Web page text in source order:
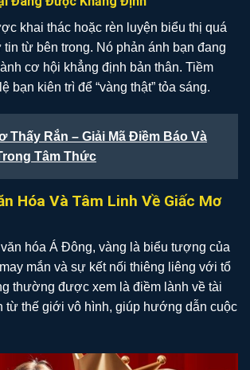
khai thác hoặc rèn luyện biểu thị quá
từ bên trong. Nó phản ánh bạn đang
cơ hội khẳng định bản thân. Tiềm
bạn kiên trì để “vàng thật” tỏa sáng.
Thấy Rắn – Giải Mã Điềm Báo Và
Tâm Thức
Hóa Và Tâm Linh Về Giấc Mơ
hóa Á Đông, vàng là biểu tượng của
mắn và sự kết nối thiêng liêng với tổ
thường được xem là điềm lành về tài
từ thế giới vô hình, giúp hướng dẫn cuộc